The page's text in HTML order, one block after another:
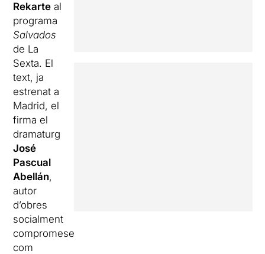
Rekarte al
programa
Salvados
de La
Sexta. El
text, ja
estrenat a
Madrid, el
firma el
dramaturg
José
Pascual
Abellán,
autor
d’obres
socialment
compromeses
com